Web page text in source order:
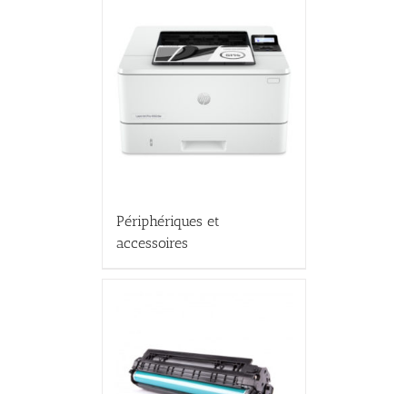
Périphériques et
accessoires